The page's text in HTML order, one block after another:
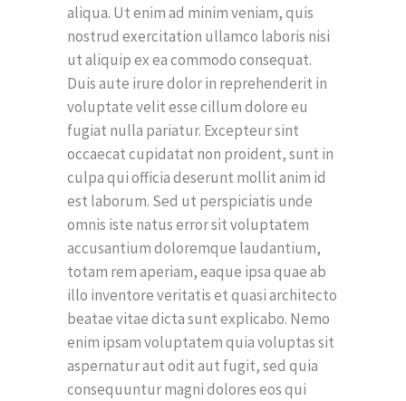
aliqua. Ut enim ad minim veniam, quis
nostrud exercitation ullamco laboris nisi
ut aliquip ex ea commodo consequat.
Duis aute irure dolor in reprehenderit in
voluptate velit esse cillum dolore eu
fugiat nulla pariatur. Excepteur sint
occaecat cupidatat non proident, sunt in
culpa qui officia deserunt mollit anim id
est laborum. Sed ut perspiciatis unde
omnis iste natus error sit voluptatem
accusantium doloremque laudantium,
totam rem aperiam, eaque ipsa quae ab
illo inventore veritatis et quasi architecto
beatae vitae dicta sunt explicabo. Nemo
enim ipsam voluptatem quia voluptas sit
aspernatur aut odit aut fugit, sed quia
consequuntur magni dolores eos qui